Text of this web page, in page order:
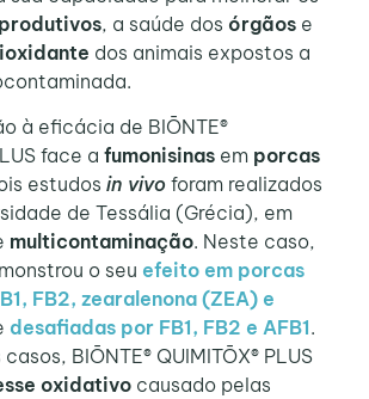
, a saúde dos órgãose
dos animais expostos a
à eficácia de BIŌNTE®
face a fumonisinasem porcas
estudos in vivo foram realizados
de Tessália (Grécia), em
multicontaminação. Neste caso,
o seu efeito em porcas
FB2, zearalenona (ZEA) e
desafiadas por FB1, FB2 e AFB1.
BIŌNTE® QUIMITŌX® PLUS
oxidativocausado pelas